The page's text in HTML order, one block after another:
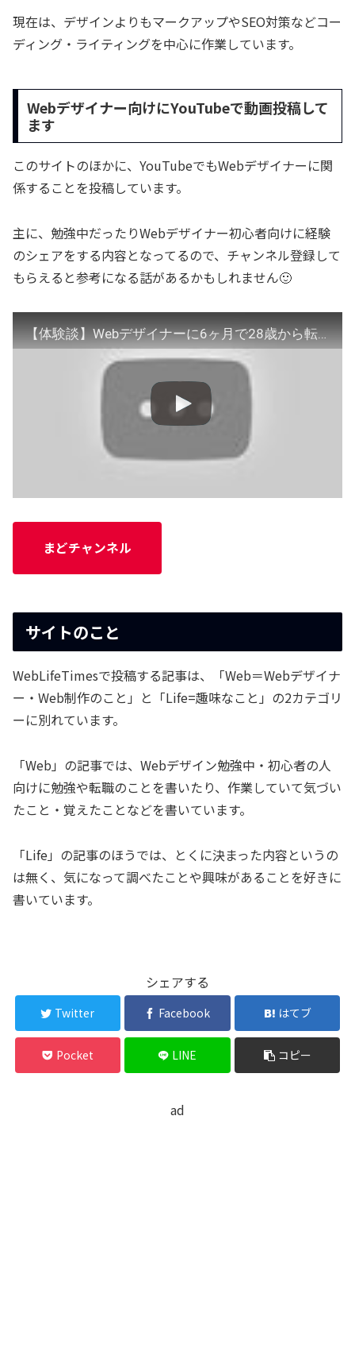
現在は、デザインよりもマークアップやSEO対策などコー
ディング・ライティングを中心に作業しています。
Webデザイナー向けにYouTubeで動画投稿して
ます
このサイトのほかに、YouTubeでもWebデザイナーに関
係することを投稿しています。
主に、勉強中だったりWebデザイナー初心者向けに経験
のシェアをする内容となってるので、チャンネル登録して
もらえると参考になる話があるかもしれません🙂
【体験談】Webデザイナーに6ヶ月で28歳から転職した方法
まどチャンネル
サイトのこと
WebLifeTimesで投稿する記事は、「Web＝Webデザイナ
ー・Web制作のこと」と「Life=趣味なこと」の2カテゴリ
ーに別れています。
「Web」の記事では、Webデザイン勉強中・初心者の人
向けに勉強や転職のことを書いたり、作業していて気づい
たこと・覚えたことなどを書いています。
「Life」の記事のほうでは、とくに決まった内容というの
は無く、気になって調べたことや興味があることを好きに
書いています。
シェアする
Twitter Facebook はてブ
Pocket LINE コピー
ad